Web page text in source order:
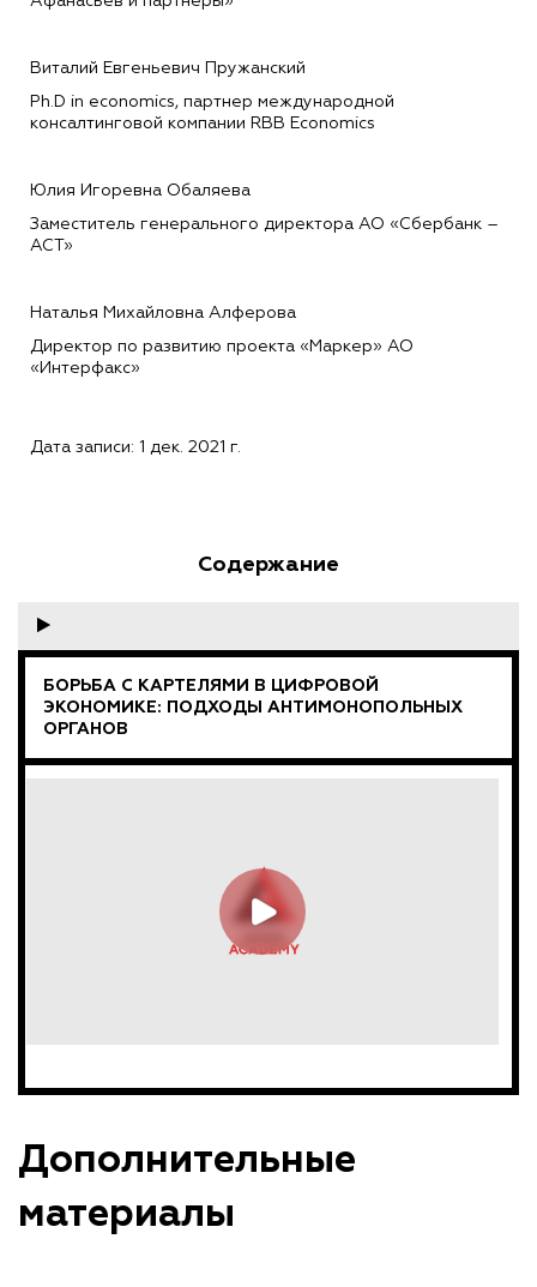
Виталий Евгеньевич Пружанский
Ph.D in economics, партнер международной
консалтинговой компании RBB Economics
Юлия Игоревна Обаляева
Заместитель генерального директора АО «Сбербанк –
АСТ»
Наталья Михайловна Алферова
Директор по развитию проекта «Маркер» АО
«Интерфакс»
Дата записи: 1 дек. 2021 г.
Содержание
БОРЬБА С КАРТЕЛЯМИ В ЦИФРОВОЙ
ЭКОНОМИКЕ: ПОДХОДЫ АНТИМОНОПОЛЬНЫХ
ОРГАНОВ
Дополнительные
материалы